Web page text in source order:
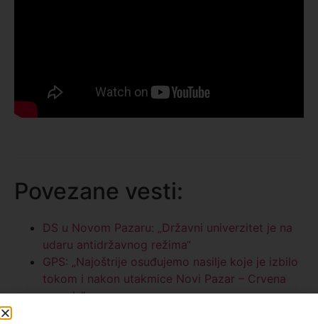
Povezane vesti:
DS u Novom Pazaru: „Državni univerzitet je na
udaru antidržavnog režima“
GPS: „Najoštrije osuđujemo nasilje koje je izbilo
tokom i nakon utakmice Novi Pazar – Crvena
zvezda“